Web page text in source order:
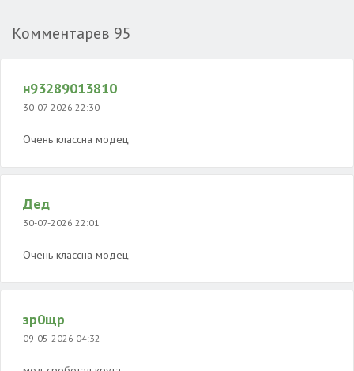
Комментарев 95
н93289013810
30-07-2026 22:30
Очень классна модец
Дед
30-07-2026 22:01
Очень классна модец
зр0щр
09-05-2026 04:32